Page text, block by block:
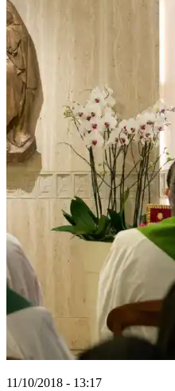
11/10/2018 - 13:17